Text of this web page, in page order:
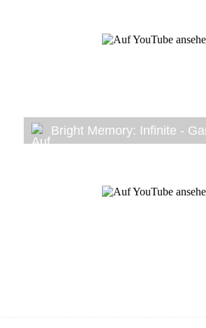
Bright Memory: Infinite -